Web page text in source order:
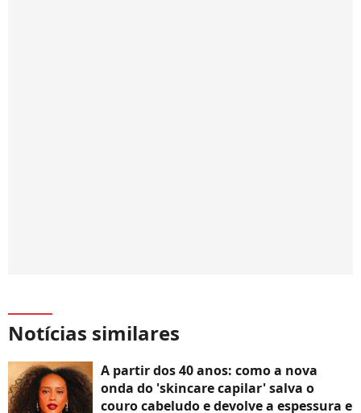
Notícias similares
A partir dos 40 anos: como a nova
onda do 'skincare capilar' salva o
couro cabeludo e devolve a espessura e